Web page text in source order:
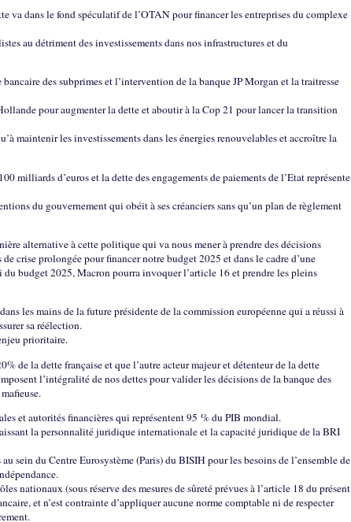
va dans le fond spéculatif de l’OTAN pour financer les entreprises du complexe
au détriment des investissements dans nos infrastructures et du
des subprimes et l’intervention de la banque JP Morgan et la traitresse
pour augmenter la dette et aboutir à la Cop 21 pour lancer la transition
maintenir les investissements dans les énergies renouvelables et accroître la
milliards d’euros et la dette des engagements de paiements de l’Etat représente
du gouvernement qui obéit à ses créanciers sans qu’un plan de règlement
alternative à cette politique qui va nous mener à prendre des décisions
crise prolongée pour financer notre budget 2025 et dans le cadre d’une
budget 2025, Macron pourra invoquer l’article 16 et prendre les pleins
les mains de la future présidente de la commission européenne qui a réussi à
sa réélection.
prioritaire.
de la dette française et que l’autre acteur majeur et détenteur de la dette
l’intégralité de nos dettes pour valider les décisions de la banque des
et autorités financières qui représentent 95 % du PIB mondial.
la personnalité juridique internationale et la capacité juridique de la BRI
sein du Centre Eurosystème (Paris) du BISIH pour les besoins de l’ensemble de
nationaux (sous réserve des mesures de sûreté prévues à l’article 18 du présent
et n’est contrainte d’appliquer aucune norme comptable ni de respecter